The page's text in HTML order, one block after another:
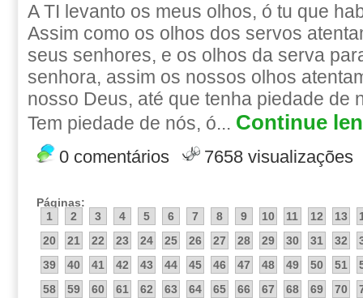
A TI levanto os meus olhos, ó tu que
Assim como os olhos dos servos
seus senhores, e os olhos da serva
senhora, assim os nossos olhos
nosso Deus, até que tenha piedade de
Tem piedade de nós, ó... Continue
0 comentários 7658 visualizações
Páginas:
1
2 3 4 5 6 7 8 9 10 11 12 13
20
21 22 23 24 25 26 27 28 29 30 31 32
39
40 41 42 43 44 45 46 47 48 49 50 51
58
59 60 61 62 63 64 65 66 67 68 69 70